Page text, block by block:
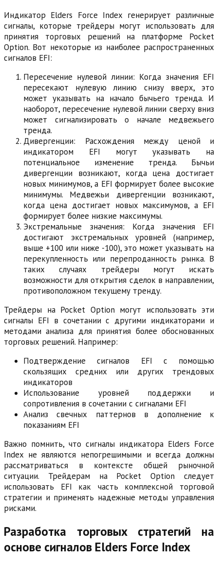
Индикатор Elders Force Index генерирует различные
сигналы, которые трейдеры могут использовать для
принятия торговых решений на платформе Pocket
Option. Вот некоторые из наиболее распространенных
сигналов EFI:
Пересечение нулевой линии: Когда значения EFI
пересекают нулевую линию снизу вверх, это
может указывать на начало бычьего тренда. И
наоборот, пересечение нулевой линии сверху вниз
может сигнализировать о начале медвежьего
тренда.
Дивергенции: Расхождения между ценой и
индикатором EFI могут указывать на
потенциальное изменение тренда. Бычьи
дивергенции возникают, когда цена достигает
новых минимумов, а EFI формирует более высокие
минимумы. Медвежьи дивергенции возникают,
когда цена достигает новых максимумов, а EFI
формирует более низкие максимумы.
Экстремальные значения: Когда значения EFI
достигают экстремальных уровней (например,
выше +100 или ниже -100), это может указывать на
перекупленность или перепроданность рынка. В
таких случаях трейдеры могут искать
возможности для открытия сделок в направлении,
противоположном текущему тренду.
Трейдеры на Pocket Option могут использовать эти
сигналы EFI в сочетании с другими индикаторами и
методами анализа для принятия более обоснованных
торговых решений. Например:
Подтверждение сигналов EFI с помощью
скользящих средних или других трендовых
индикаторов
Использование уровней поддержки и
сопротивления в сочетании с сигналами EFI
Анализ свечных паттернов в дополнение к
показаниям EFI
Важно помнить, что сигналы индикатора Elders Force
Index не являются непогрешимыми и всегда должны
рассматриваться в контексте общей рыночной
ситуации. Трейдерам на Pocket Option следует
использовать EFI как часть комплексной торговой
стратегии и применять надежные методы управления
рисками.
Разработка торговых стратегий на
основе сигналов Elders Force Index